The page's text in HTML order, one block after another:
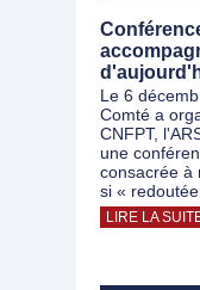
Le 6
Comté a
CNFPT,
une
consacrée à
si «
LIRE LA